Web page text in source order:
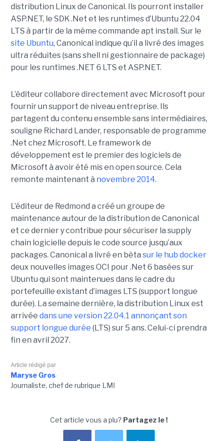
distribution Linux de Canonical. Ils pourront installer
ASP.NET, le SDK .Net et les runtimes d’Ubuntu 22.04
LTS à partir de la même commande apt install. Sur le
site Ubuntu, Canonical indique qu’il a livré des images
ultra réduites (sans shell ni gestionnaire de package)
pour les runtimes .NET 6 LTS et ASP.NET.
L’éditeur collabore directement avec Microsoft pour
fournir un support de niveau entreprise. Ils
partagent du contenu ensemble sans intermédiaires,
souligne Richard Lander, responsable de programme
.Net chez Microsoft. Le framework de
développement est le premier des logiciels de
Microsoft à avoir été mis en open source. Cela
remonte maintenant à novembre 2014.
L’éditeur de Redmond a créé un groupe de
maintenance autour de la distribution de Canonical
et ce dernier y contribue pour sécuriser la supply
chain logicielle depuis le code source jusqu’aux
packages. Canonical a livré en bêta sur le hub docker
deux nouvelles images OCI pour .Net 6 basées sur
Ubuntu qui sont maintenues dans le cadre du
portefeuille existant d’images LTS (support longue
durée). La semaine dernière, la distribution Linux est
arrivée dans une version 22.04.1 annonçant son
support longue durée (LTS) sur 5 ans. Celui-ci prendra
fin en avril 2027.
Article rédigé par
Maryse Gros
Journaliste, chef de rubrique LMI
Cet article vous a plu? Partagez le !